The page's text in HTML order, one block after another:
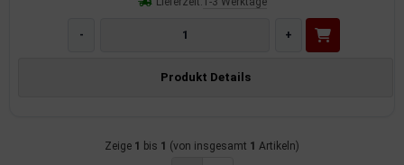
- +
Produkt Details
Zeige 1 bis 1 (von insgesamt 1 Artikeln)